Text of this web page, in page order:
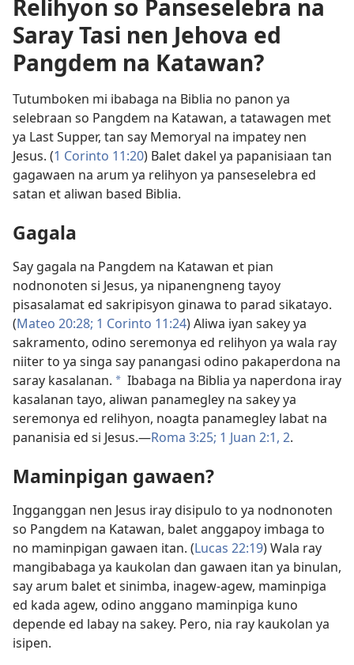
Relihyon so Panseselebra na
Saray Tasi nen Jehova ed
Pangdem na Katawan?
Tutumboken mi ibabaga na Biblia no panon ya
selebraan so Pangdem na Katawan, a tatawagen met
ya Last Supper, tan say Memoryal na impatey nen
Jesus. (1 Corinto 11:20) Balet dakel ya papanisiaan tan
gagawaen na arum ya relihyon ya panseselebra ed
satan et aliwan based Biblia.
Gagala
Say gagala na Pangdem na Katawan et pian
nodnonoten si Jesus, ya nipanengneng tayoy
pisasalamat ed sakripisyon ginawa to parad sikatayo.
(Mateo 20:28; 1 Corinto 11:24) Aliwa iyan sakey ya
sakramento, odino seremonya ed relihyon ya wala ray
niiter to ya singa say panangasi odino pakaperdona na
saray kasalanan. a Ibabaga na Biblia ya naperdona iray
kasalanan tayo, aliwan panamegley na sakey ya
seremonya ed relihyon, noagta panamegley labat na
pananisia ed si Jesus.​—Roma 3:25; 1 Juan 2:1, 2.
Maminpigan gawaen?
Ingganggan nen Jesus iray disipulo to ya nodnonoten
so Pangdem na Katawan, balet anggapoy imbaga to
no maminpigan gawaen itan. (Lucas 22:19) Wala ray
mangibabaga ya kaukolan dan gawaen itan ya binulan,
say arum balet et sinimba, inagew-agew, maminpiga
ed kada agew, odino anggano maminpiga kuno
depende ed labay na sakey. Pero, nia ray kaukolan ya
isipen.